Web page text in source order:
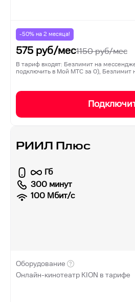
-50% на 2 месяца!
575 руб/мес1150руб/мес
В тариф входят: Безлимит на
подключить в Мой МТС за 0), Безлимит
РИИЛ Плюс
Гб
300 минут
100 Мбит/с
Оборудование
Онлайн-кинотеатр KION в тарифе